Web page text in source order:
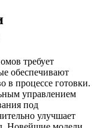
требует
обеспечивают
в процессе готовки.
управлением
под
улучшает